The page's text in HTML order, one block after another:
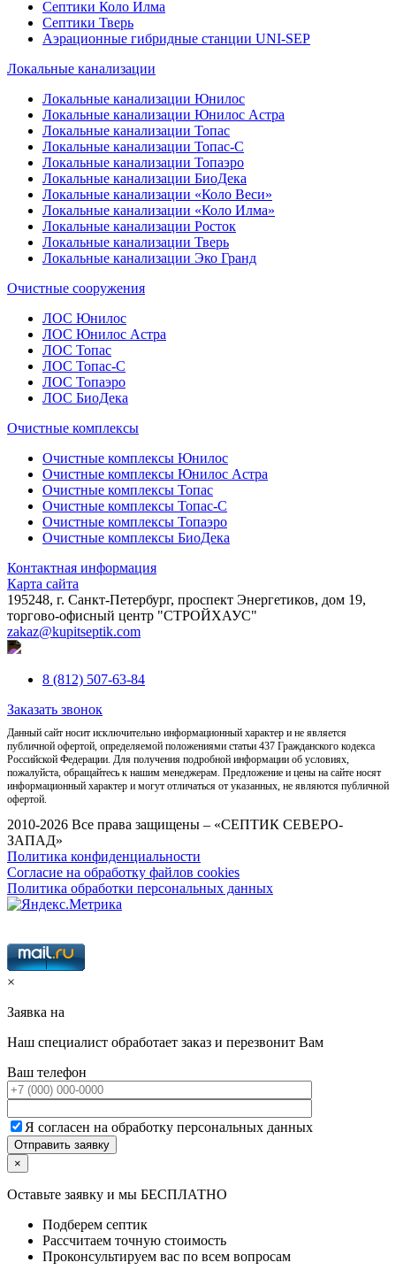
Септики Коло Илма
Септики Тверь
Аэрационные гибридные станции UNI-SEP
Локальные канализации
Локальные канализации Юнилос
Локальные канализации Юнилос Астра
Локальные канализации Топас
Локальные канализации Топас-С
Локальные канализации Топаэро
Локальные канализации БиоДека
Локальные канализации «Коло Веси»
Локальные канализации «Коло Илма»
Локальные канализации Росток
Локальные канализации Тверь
Локальные канализации Эко Гранд
Очистные сооружения
ЛОС Юнилос
ЛОС Юнилос Астра
ЛОС Топас
ЛОС Топас-С
ЛОС Топаэро
ЛОС БиоДека
Очистные комплексы
Очистные комплексы Юнилос
Очистные комплексы Юнилос Астра
Очистные комплексы Топас
Очистные комплексы Топас-С
Очистные комплексы Топаэро
Очистные комплексы БиоДека
Контактная информация
Карта сайта
195248, г. Санкт-Петербург, проспект Энергетиков, дом 19,
торгово-офисный центр "СТРОЙХАУС"
zakaz@kupitseptik.com
8 (812) 507-63-84
Заказать звонок
Данный сайт носит исключительно информационный характер и не является
публичной офертой, определяемой положениями статьи 437 Гражданского кодекса
Российской Федерации. Для получения подробной информации об условиях,
пожалуйста, обращайтесь к нашим менеджерам. Предложение и цены на сайте носят
информационный характер и могут отличаться от указанных, не являются публичной
офертой.
2010-2026 Все права защищены – «СЕПТИК СЕВЕРО-
ЗАПАД»
Политика конфиденциальности
Согласие на обработку файлов cookies
Политика обработки персональных данных
×
Заявка на
Наш специалист обработает заказ и перезвонит Вам
Ваш телефон
Я согласен на обработку персональных данных
×
Оставьте заявку и мы БЕСПЛАТНО
Подберем септик
Рассчитаем точную стоимость
Проконсультируем вас по всем вопросам